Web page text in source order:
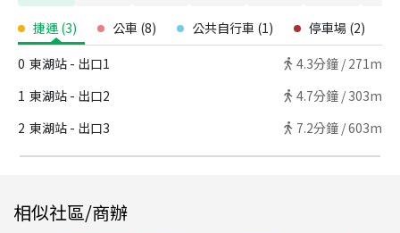
捷運 (3) 公車 (8) 公共自行車 (1) 停車場 (2)
0 東湖站 - 出口1 4.3分鐘 / 271m
1 東湖站 - 出口2 4.7分鐘 / 303m
2 東湖站 - 出口3 7.2分鐘 /603m
相似社區/商辦